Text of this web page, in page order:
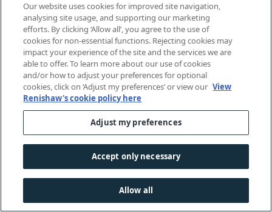
coordonnéesci-dessous.
Mises à jour du présent avis
de protection de la vie privée
Nous pouvons être amenés à mettre à jour ou à modifier cet
avis de protection de la vie privée de temps à autre en
réponse à des évolutions juridiques, techniques ou
commerciales. Lorsque nous mettons à jour notre avis de
protection de la vie privée, nous prenons les mesures
appropriées pour vous en informer, en fonction de
l’importance des changements que nous apportons. Nous
obtiendrons votre consentement pour toute modification
importante de l’avis de protection de la vie privée si et quand
Our website uses cookies for improved site navigation,
analysing site usage, and supporting our marketing
efforts. By clicking ‘Allow all’, you agree to the use of
cookies for non-essential functions. Rejecting cookies may
impact your experience of the site and the services we are
able to offer. To learn more about our use of cookies
and/or how to adjust your preferences for optional
cookies, click on ‘Adjust my preferences’ or view our View
Renishaw's cookie policy here
Adjust my preferences
Accept only necessary
Allow all